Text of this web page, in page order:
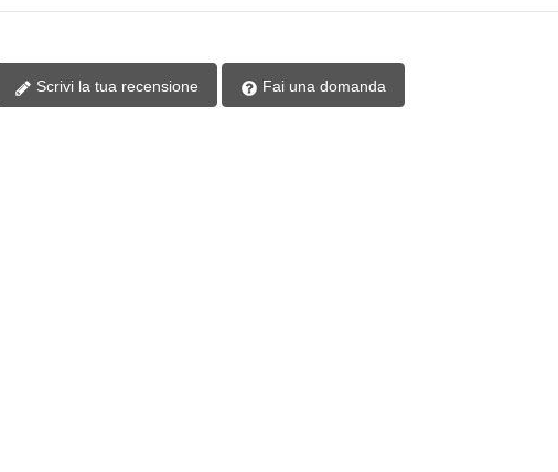
Scrivi la tua recensione Fai una domanda